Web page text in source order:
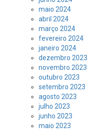
maio 2024
abril 2024
março 2024
fevereiro 2024
janeiro 2024
dezembro 2023
novembro 2023
outubro 2023
setembro 2023
agosto 2023
julho 2023
junho 2023
maio 2023